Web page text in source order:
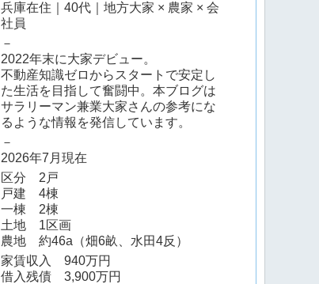
兵庫在住｜40代｜地方大家 × 農家 × 会
社員
－
2022年末に大家デビュー。
不動産知識ゼロからスタートで安定し
た生活を目指して奮闘中。本ブログは
サラリーマン兼業大家さんの参考にな
るような情報を発信しています。
－
2026年7月現在
区分 2戸
戸建 4棟
一棟 2棟
土地 1区画
農地 約46a（畑6畝、水田4反）
家賃収入 940万円
借入残債 3,900万円